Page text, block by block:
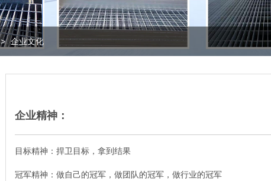
企业文化
企业精神：
目标精神：捍卫目标，拿到结果
冠军精神：做自己的冠军，做团队的冠军，做行业的冠军